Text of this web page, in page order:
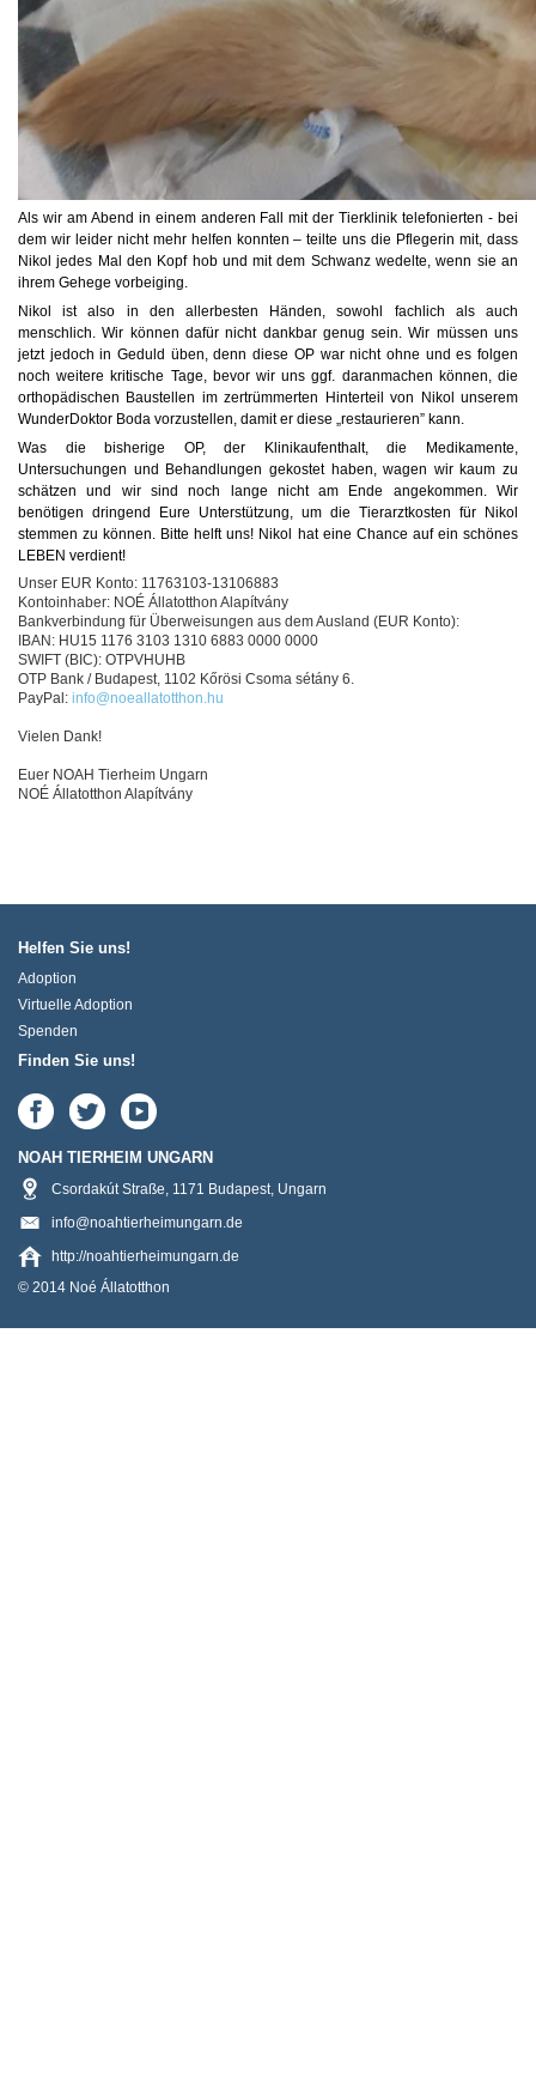
Als wir am Abend in einem anderen Fall mit der Tierklinik telefonierten - bei
dem wir leider nicht mehr helfen konnten – teilte uns die Pflegerin mit, dass
Nikol jedes Mal den Kopf hob und mit dem Schwanz wedelte, wenn sie an
ihrem Gehege vorbeiging.
Nikol ist also in den allerbesten Händen, sowohl fachlich als auch
menschlich. Wir können dafür nicht dankbar genug sein. Wir müssen uns
jetzt jedoch in Geduld üben, denn diese OP war nicht ohne und es folgen
noch weitere kritische Tage, bevor wir uns ggf. daranmachen können, die
orthopädischen Baustellen im zertrümmerten Hinterteil von Nikol unserem
WunderDoktor Boda vorzustellen, damit er diese „restaurieren” kann.
Was die bisherige OP, der Klinikaufenthalt, die Medikamente,
Untersuchungen und Behandlungen gekostet haben, wagen wir kaum zu
schätzen und wir sind noch lange nicht am Ende angekommen. Wir
benötigen dringend Eure Unterstützung, um die Tierarztkosten für Nikol
stemmen zu können. Bitte helft uns! Nikol hat eine Chance auf ein schönes
LEBEN verdient!
Unser EUR Konto: 11763103-13106883
Kontoinhaber: NOÉ Állatotthon Alapítvány
Bankverbindung für Überweisungen aus dem Ausland (EUR Konto):
IBAN: HU15 1176 3103 1310 6883 0000 0000
SWIFT (BIC): OTPVHUHB
OTP Bank / Budapest, 1102 Kőrösi Csoma sétány 6.
PayPal: info@noeallatotthon.hu
Vielen Dank!
Euer NOAH Tierheim Ungarn
NOÉ Állatotthon Alapítvány
Helfen Sie uns!
Adoption
Virtuelle Adoption
Spenden
Finden Sie uns!
NOAH TIERHEIM UNGARN
Csordakút Straße, 1171 Budapest, Ungarn
info@noahtierheimungarn.de
http://noahtierheimungarn.de
© 2014 Noé Állatotthon